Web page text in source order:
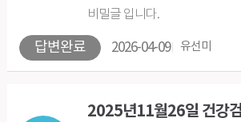
답변완료
비밀글 입니다.
2026-04-09 유선미